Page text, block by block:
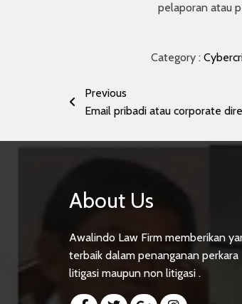
pelaporan atau
Category :
Previous
Email pribadi atau corporate
About Us
Awalindo Law Firm memberikan
terbaik dalam penanganan perkara
litigasi maupun non litigasi .